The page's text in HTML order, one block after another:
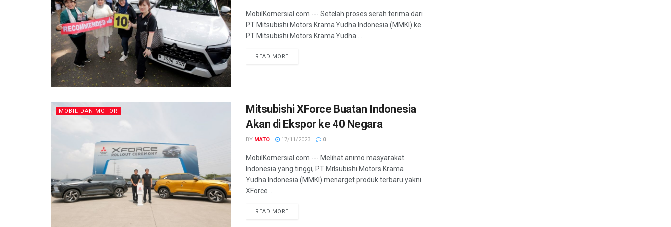
MobilKomersial.com --- Setelah proses serah terima dari
PT Mitsubishi Motors Krama Yudha Indonesia (MMKI) ke
PT Mitsubishi Motors Krama Yudha ...
READ MORE
MOBIL DAN MOTOR
Mitsubishi XForce Buatan Indonesia
Akan di Ekspor ke 40 Negara
BY MATO 17/11/2023 0
MobilKomersial.com --- Melihat animo masyarakat
Indonesia yang tinggi, PT Mitsubishi Motors Krama
Yudha Indonesia (MMKI) menarget produk terbaru yakni
XForce ...
READ MORE